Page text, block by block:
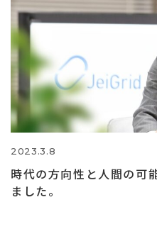
2023.3.8
時代の方向性と人間の可
ました。